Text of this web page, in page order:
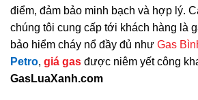
điểm, đảm bảo minh bạch và hợp lý.
chúng tôi cung cấp tới khách hàng là
bảo hiểm cháy nổ đầy đủ như Gas
Petro, giá gas được niêm yết công
GasLuaXanh.com